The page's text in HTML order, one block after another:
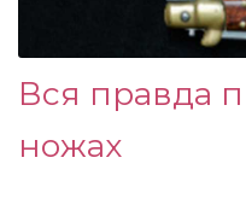
Вся правда
ножах